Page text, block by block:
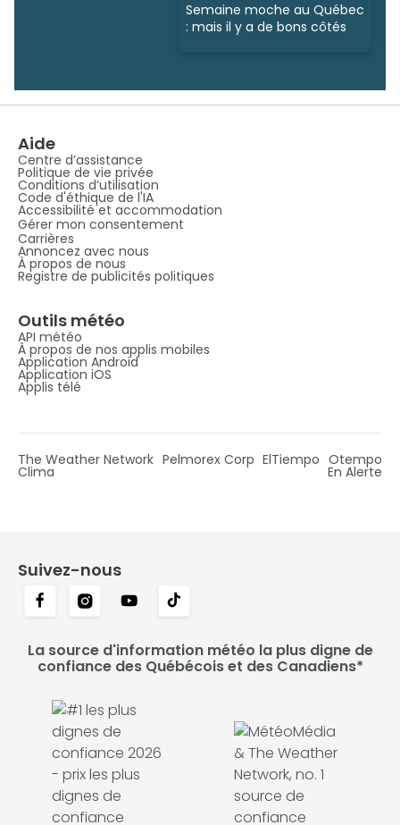
Semaine moche au Québec
: mais il y a de bons côtés
Aide
Centre d’assistance
Politique de vie privée
Conditions d’utilisation
Code d'éthique de l'IA
Accessibilité et accommodation
Gérer mon consentement
Carrières
Annoncez avec nous
À propos de nous
Registre de publicités politiques
Outils météo
API météo
À propos de nos applis mobiles
Application Android
Application iOS
Applis télé
The Weather Network Pelmorex Corp ElTiempo Otempo
Clima En Alerte
Suivez-nous
La source d'information météo la plus digne de
confiance des Québécois et des Canadiens*